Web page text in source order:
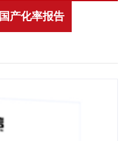
国产化率报告